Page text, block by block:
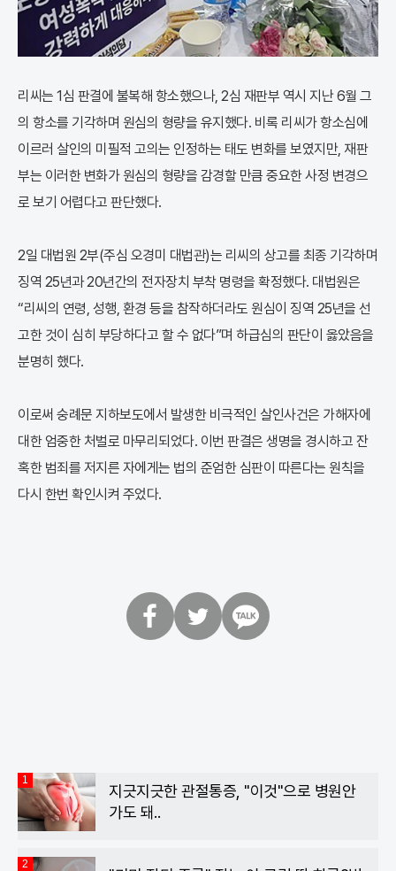
리씨는 1심 판결에 불복해 항소했으나, 2심 재판부 역시 지난 6월 그
의 항소를 기각하며 원심의 형량을 유지했다. 비록 리씨가 항소심에
이르러 살인의 미필적 고의는 인정하는 태도 변화를 보였지만, 재판
부는 이러한 변화가 원심의 형량을 감경할 만큼 중요한 사정 변경으
로 보기 어렵다고 판단했다.
2일 대법원 2부(주심 오경미 대법관)는 리씨의 상고를 최종 기각하며
징역 25년과 20년간의 전자장치 부착 명령을 확정했다. 대법원은
“리씨의 연령, 성행, 환경 등을 참작하더라도 원심이 징역 25년을 선
고한 것이 심히 부당하다고 할 수 없다”며 하급심의 판단이 옳았음을
분명히 했다.
이로써 숭례문 지하보도에서 발생한 비극적인 살인사건은 가해자에
대한 엄중한 처벌로 마무리되었다. 이번 판결은 생명을 경시하고 잔
혹한 범죄를 저지른 자에게는 법의 준엄한 심판이 따른다는 원칙을
다시 한번 확인시켜 주었다.
1
지긋지긋한 관절통증, "이것"으로 병원안
가도 돼..
2